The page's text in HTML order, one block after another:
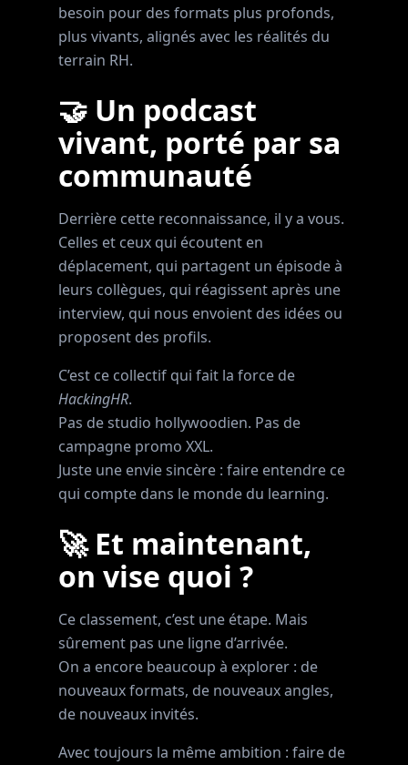
besoin pour des formats plus profonds,
plus vivants, alignés avec les réalités du
terrain RH.
🤝 Un podcast
vivant, porté par sa
communauté
Derrière cette reconnaissance, il y a vous.
Celles et ceux qui écoutent en
déplacement, qui partagent un épisode à
leurs collègues, qui réagissent après une
interview, qui nous envoient des idées ou
proposent des profils.
C’est ce collectif qui fait la force de
HackingHR.
Pas de studio hollywoodien. Pas de
campagne promo XXL.
Juste une envie sincère : faire entendre ce
qui compte dans le monde du learning.
🚀 Et maintenant,
on vise quoi ?
Ce classement, c’est une étape. Mais
sûrement pas une ligne d’arrivée.
On a encore beaucoup à explorer : de
nouveaux formats, de nouveaux angles,
de nouveaux invités.
Avec toujours la même ambition : faire de